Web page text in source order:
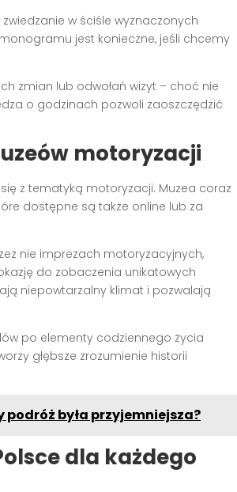
zwiedzanie w ściśle wyznaczonych
jest konieczne, jeśli chcemy
zmian lub odwołań wizyt – choć nie
o godzinach pozwoli zaoszczędzić
motoryzacji
z tematyką motoryzacji. Muzea coraz
dostępne są także online lub za
nie imprezach motoryzacyjnych,
do zobaczenia unikatowych
niepowtarzalny klimat i pozwalają
po elementy codziennego życia
głębsze zrozumienie historii
była przyjemniejsza?
dla każdego